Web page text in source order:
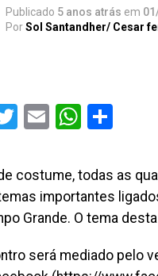
Publicado 5 anos atrás em
PorSol Santandher/ Cesar
Twitter
Email
costume, todas as
importantes
Grande. O tema
será mediado pelo